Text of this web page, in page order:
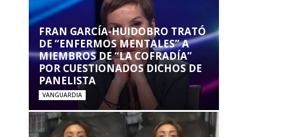
FRAN GARCÍA-HUIDOBRO TRATÓ
DE “ENFERMOS MENTALES” A
MIEMBROS DE “LA COFRADÍA”
POR CUESTIONADOS DICHOS DE
PANELISTA
VANGUARDIA